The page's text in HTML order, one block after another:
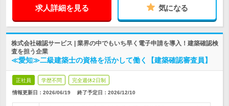
求人詳細を見る 気になる
株式会社確認サービス | 業界の中でもいち早く電子申請を導入！建築確認検
査を担う企業
≪愛知≫二級建築士の資格を活かして働く【建築確認審査員】
正社員 学歴不問 完全週休2日制
情報更新日：2026/06/19 終了予定日： 2026/12/10